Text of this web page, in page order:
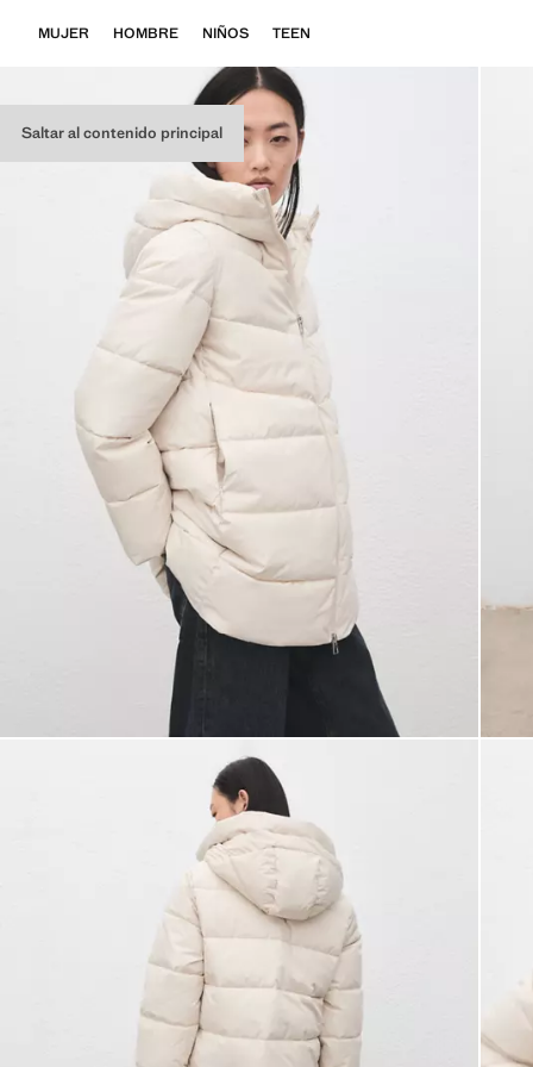
Saltar al contenido principal
MUJER HOMBRE NIÑOS TEEN